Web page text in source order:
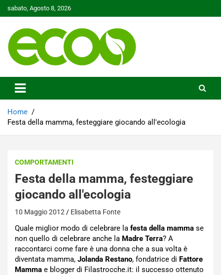
to
sabato, Agosto 8, 2026
Ecoo.it
Home
Festa della mamma, festeggiare giocando all'ecologia
COMPORTAMENTI
Festa della mamma, festeggiare
giocando all'ecologia
10 Maggio 2012 Elisabetta Fonte
Quale miglior modo di celebrare la festa della mamma se
non quello di celebrare anche la Madre Terra? A
raccontarci come fare è una donna che a sua volta è
diventata mamma, Jolanda Restano, fondatrice di Fattore
Mamma e blogger di Filastrocche.it: il successo ottenuto